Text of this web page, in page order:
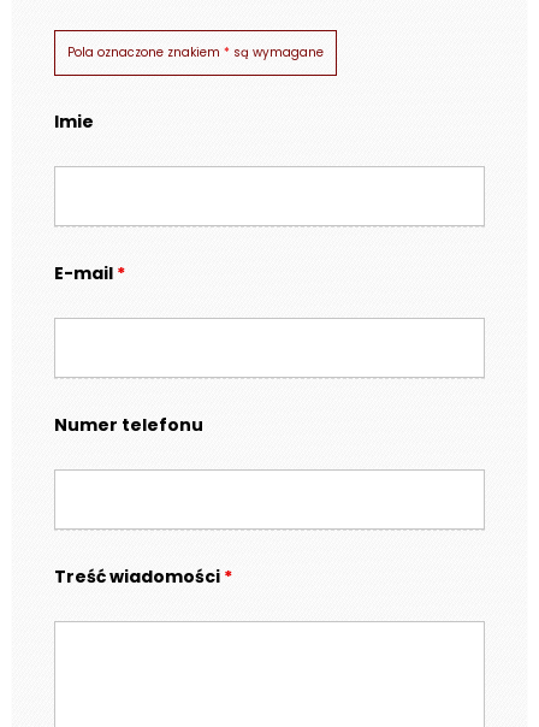
Pola oznaczone znakiem * są wymagane
Imie
E-mail *
Numer telefonu
Treść wiadomości *